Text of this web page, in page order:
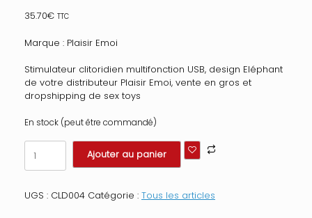
35.70€ TTC
Marque : Plaisir Emoi
Stimulateur clitoridien multifonction USB, design Eléphant
de votre distributeur Plaisir Emoi, vente en gros et
dropshipping de sex toys
En stock (peut être commandé)
quantité
de
Stimulateur
USB
Ajouter au panier
UGS : CLD004 Catégorie : Tous les articles